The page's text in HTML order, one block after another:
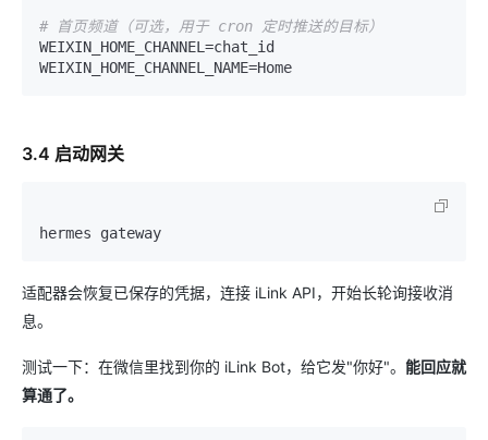
# 首页频道（可选，用于 cron 定时推送的目标）
WEIXIN_HOME_CHANNEL=chat_id
3.4 启动网关
适配器会恢复已保存的凭据，连接 iLink API，开始长轮询接收消
息。
测试一下：在微信里找到你的 iLink Bot，给它发"你好"。 能回应就
算通了。